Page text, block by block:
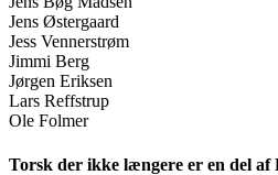
Jens Østergaard
Jess Vennerstrøm
Jimmi Berg
Jørgen Eriksen
Lars Reffstrup
Ole Folmer
Torsk der ikke længere er en del af